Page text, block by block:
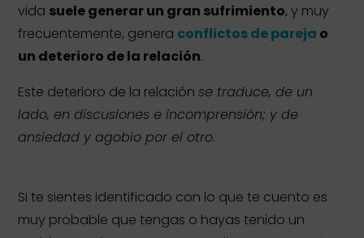
vida suele generar un gran sufrimiento, y muy
frecuentemente, genera conflictos de pareja o
un deterioro de la relación.
Este deterioro de la relación se traduce, de un
lado, en discusiones e incomprensión; y de
ansiedad y agobio por el otro.
Si te sientes identificado con lo que te cuento es
muy probable que tengas o hayas tenido un